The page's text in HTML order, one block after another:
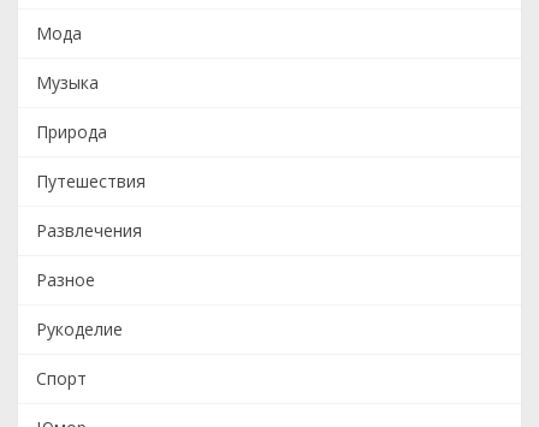
Мода
Музыка
Природа
Путешествия
Развлечения
Разное
Рукоделие
Спорт